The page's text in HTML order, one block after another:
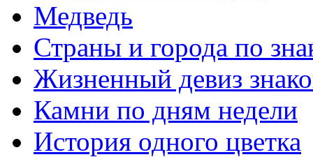
Медведь
Страны и города по
Жизненный девиз
Камни по дням недели
История одного цветка